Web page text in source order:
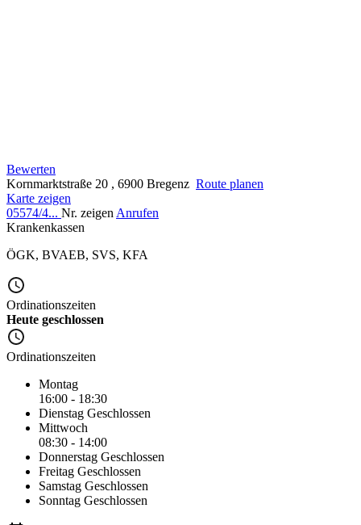
Bewerten
Kornmarktstraße 20 , 6900 Bregenz Route planen
Karte zeigen
05574/4... Nr. zeigen Anrufen
Krankenkassen
ÖGK, BVAEB, SVS, KFA
Ordinationszeiten
Heute geschlossen
Ordinationszeiten
Montag
16:00 - 18:30
Dienstag Geschlossen
Mittwoch
08:30 - 14:00
Donnerstag Geschlossen
Freitag Geschlossen
Samstag Geschlossen
Sonntag Geschlossen